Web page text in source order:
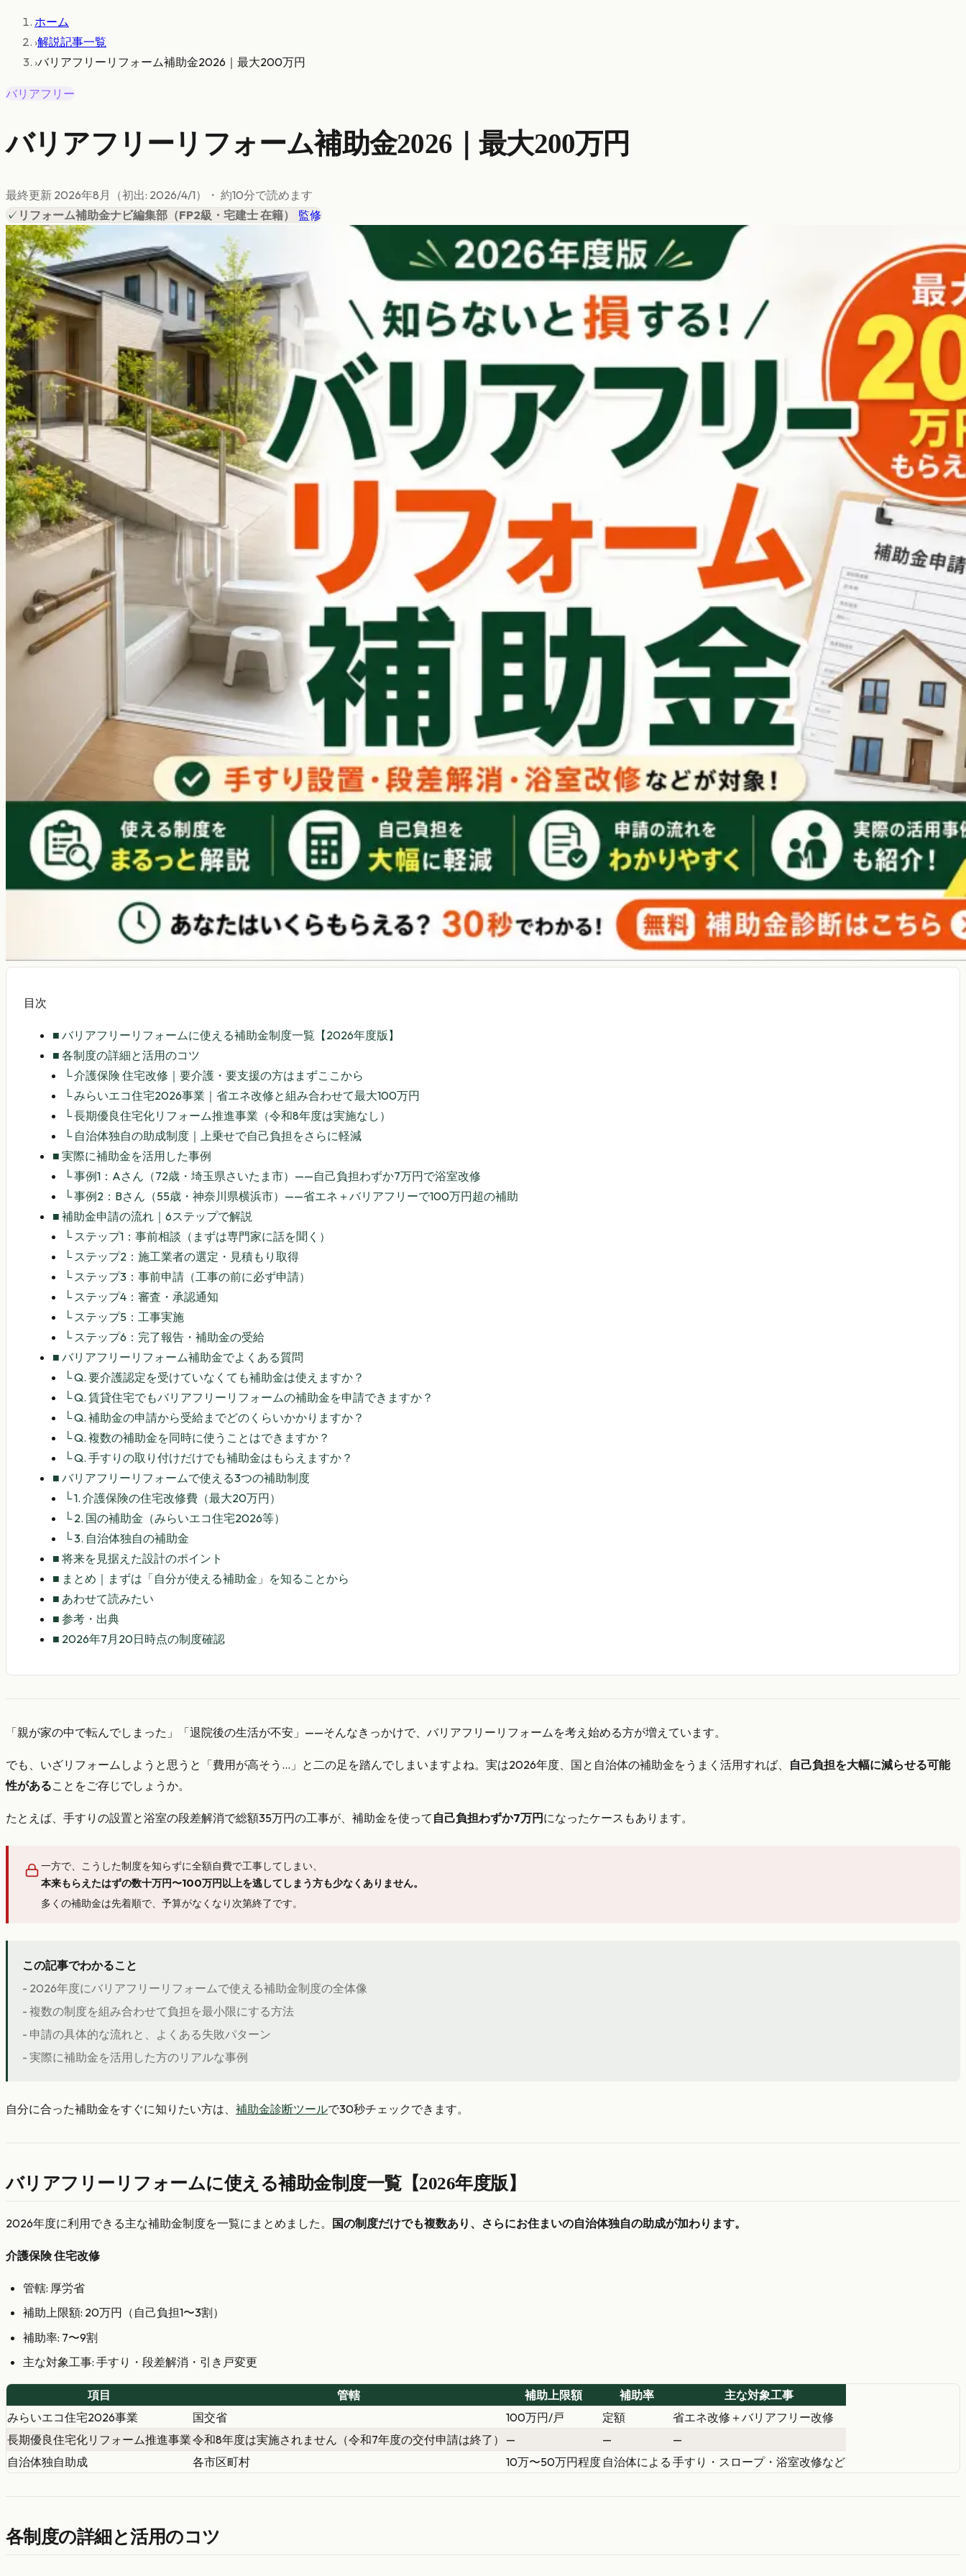
ホーム
›解説記事一覧
›バリアフリーリフォーム補助金2026｜最大200万円
バリアフリー
バリアフリーリフォーム補助金2026｜最大200万円
最終更新 2026年8月 （初出: 2026/4/1） ・ 約10分で読めます
✓ リフォーム補助金ナビ編集部 （FP2級・宅建士 在籍） 監修
目次
■ バリアフリーリフォームに使える補助金制度一覧【2026年度版】
■ 各制度の詳細と活用のコツ
└介護保険 住宅改修｜要介護・要支援の方はまずここから
└みらいエコ住宅2026事業｜省エネ改修と組み合わせて最大100万円
└長期優良住宅化リフォーム推進事業（令和8年度は実施なし）
└ 自治体独自の助成制度｜上乗せで自己負担をさらに軽減
■ 実際に補助金を活用した事例
└事例1：Aさん（72歳・埼玉県さいたま市）——自己負担わずか7万円で浴室改修
└事例2：Bさん（55歳・神奈川県横浜市）——省エネ＋バリアフリーで100万円超の補助
■ 補助金申請の流れ｜6ステップで解説
└ ステップ1：事前相談（まずは専門家に話を聞く）
└ ステップ2：施工業者の選定・見積もり取得
└ ステップ3：事前申請（工事の前に必ず申請）
└ ステップ4：審査・承認通知
└ ステップ5：工事実施
└ ステップ6：完了報告・補助金の受給
■ バリアフリーリフォーム補助金でよくある質問
└Q. 要介護認定を受けていなくても補助金は使えますか？
└Q. 賃貸住宅でもバリアフリーリフォームの補助金を申請できますか？
└Q. 補助金の申請から受給までどのくらいかかりますか？
└Q. 複数の補助金を同時に使うことはできますか？
└Q. 手すりの取り付けだけでも補助金はもらえますか？
■ バリアフリーリフォームで使える3つの補助制度
└1. 介護保険の住宅改修費（最大20万円）
└2. 国の補助金（みらいエコ住宅2026等）
└3. 自治体独自の補助金
■ 将来を見据えた設計のポイント
■ まとめ｜まずは「自分が使える補助金」を知ることから
■ あわせて読みたい
■ 参考・出典
■ 2026年7月20日時点の制度確認
「親が家の中で転んでしまった」「退院後の生活が不安」——そんなきっかけで、バリアフリーリフォームを考え始める方が増えています。
でも、いざリフォームしようと思うと「費用が高そう…」と二の足を踏んでしまいますよね。実は2026年度、国と自治体の補助金をうまく活用すれば、 自己負担を大幅に減らせる可能
性があることをご存じでしょうか。
たとえば、手すりの設置と浴室の段差解消で総額35万円の工事が、補助金を使って 自己負担わずか7万円になったケースもあります。
一方で、こうした制度を知らずに全額自費で工事してしまい、
本来もらえたはずの数十万円〜100万円以上を逃してしまう方も少なくありません。
多くの補助金は先着順で、予算がなくなり次第終了です。
この記事でわかること
- 2026年度にバリアフリーリフォームで使える補助金制度の全体像
- 複数の制度を組み合わせて負担を最小限にする方法
- 申請の具体的な流れと、よくある失敗パターン
- 実際に補助金を活用した方のリアルな事例
自分に合った補助金をすぐに知りたい方は、 補助金診断ツールで30秒チェックできます。
バリアフリーリフォームに使える補助金制度一覧【2026年度版】
2026年度に利用できる主な補助金制度を一覧にまとめました。 国の制度だけでも複数あり、さらにお住まいの自治体独自の助成が加わります。
介護保険 住宅改修
管轄: 厚労省
補助上限額: 20万円（自己負担1〜3割）
補助率: 7〜9割
主な対象工事: 手すり・段差解消・引き戸変更
項目 管轄 補助上限額 補助率
主な対象工事
みらいエコ住宅2026事業
国交省 100万円/戸 定額
省エネ改修＋バリアフリー改修
長期優良住宅化リフォーム推進事業令和8年度は実施されません（令和7年度の交付申請は終了） — —
—
自治体独自助成
各市区町村 10万〜50万円程度 自治体による 手すり・スロープ・浴室改修など
各制度の詳細と活用のコツ